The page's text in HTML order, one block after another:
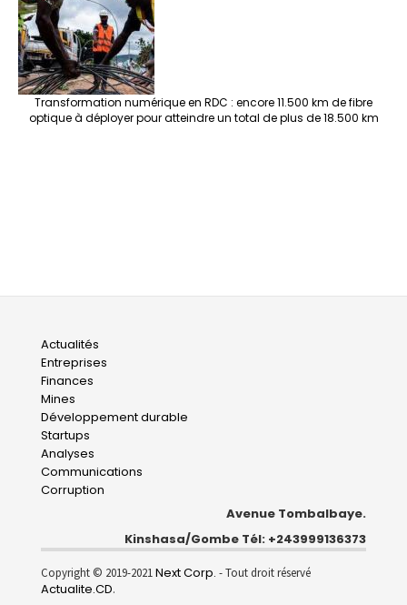
Transformation numérique en RDC : encore 11.500 km de fibre
optique à déployer pour atteindre un total de plus de 18.500 km
Main
navigation
Actualités
Entreprises
Finances
Mines
Développement durable
Startups
Analyses
Communications
Corruption
Avenue Tombalbaye.
Kinshasa/Gombe Tél: +243999136373
Copyright © 2019-2021Next Corp. - Tout droit réservé
Actualite.CD.